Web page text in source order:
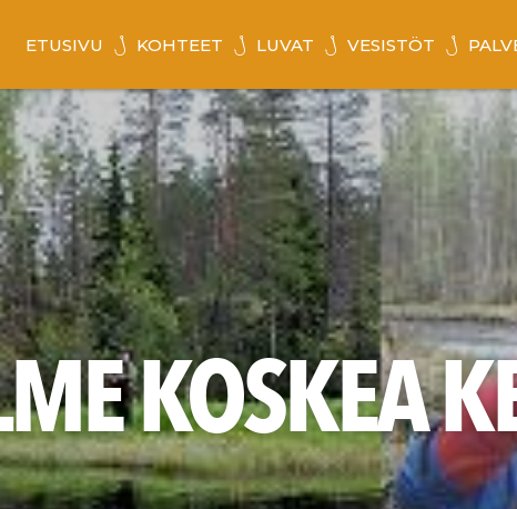
ETUSIVU KOHTEET LUVAT VESISTÖT
KOSKEA